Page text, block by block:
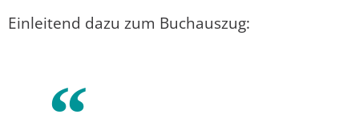
Einleitend dazu zum Buchauszug: